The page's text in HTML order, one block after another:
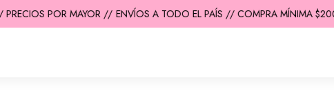
POR MAYOR // ENVÍOS A TODO EL PAÍS // COMPRA MÍNIMA